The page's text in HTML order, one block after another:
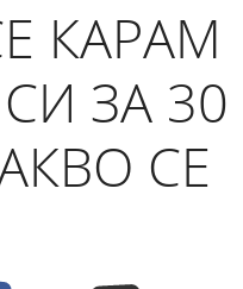
КАРАМ
ЗА 30
СЕ